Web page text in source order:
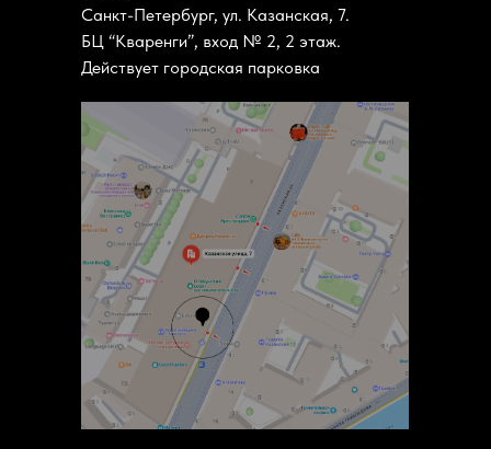
Санкт-Петербург, ул. Казанская, 7.
БЦ “Кваренги”, вход № 2, 2 этаж.
Действует городская парковка